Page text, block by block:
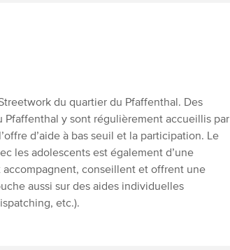
du quartier du Pfaffenthal. Des
y sont régulièrement accueillis par
d’aide à bas seuil et la participation. Le
les adolescents est également d’une
conseillent et offrent une
aussi sur des aides individuelles
etc.).